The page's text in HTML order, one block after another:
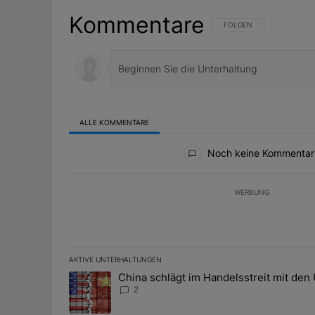
Kommentare FOLGE DIESER
FOLGEN
ALLE KOMMENTARE
Noch keine
WERBUNG
AKTIVE UNTERHALTUNGEN
Das Folgende ist eine Liste der am meisten
Ein Trendartikel mit dem Titel "China schlägt im
China schlägt im Handelsstreit mit den
2